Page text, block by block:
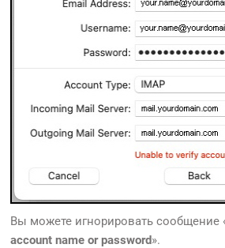
Вы можете игнорировать сообщение
account name or password».